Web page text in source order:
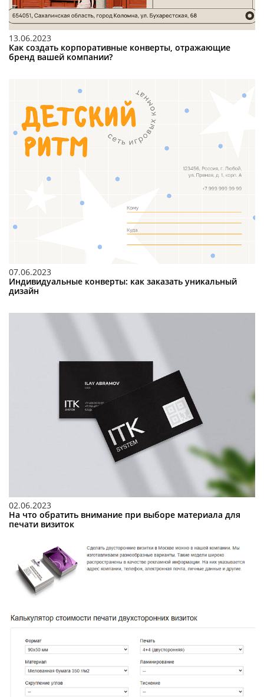
13.06.2023
Как создать корпоративные конверты, отражающие
бренд вашей компании?
07.06.2023
Индивидуальные конверты: как заказать уникальный
дизайн
02.06.2023
На что обратить внимание при выборе материала для
печати визиток